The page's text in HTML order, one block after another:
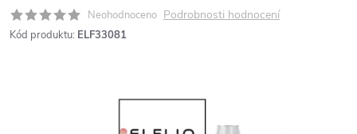
Neohodnoceno Podrobnosti hodnocení
Kód produktu: ELF33081